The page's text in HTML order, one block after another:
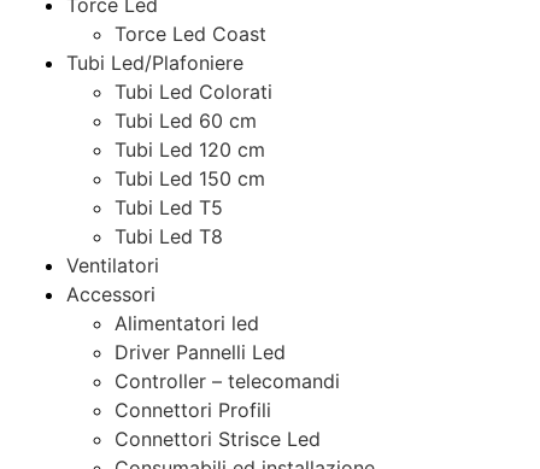
Torce Led
Torce Led Coast
Tubi Led/Plafoniere
Tubi Led Colorati
Tubi Led 60 cm
Tubi Led 120 cm
Tubi Led 150 cm
Tubi Led T5
Tubi Led T8
Ventilatori
Accessori
Alimentatori led
Driver Pannelli Led
Controller – telecomandi
Connettori Profili
Connettori Strisce Led